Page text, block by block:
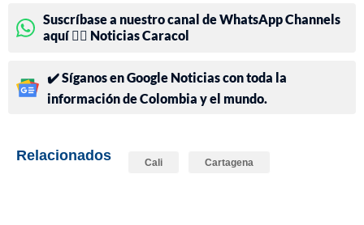
Suscríbase a nuestro canal de WhatsApp Channels
aquí 👉🏻 Noticias Caracol
✔️ Síganos en Google Noticias con toda la
información de Colombia y el mundo.
Relacionados Cali Cartagena